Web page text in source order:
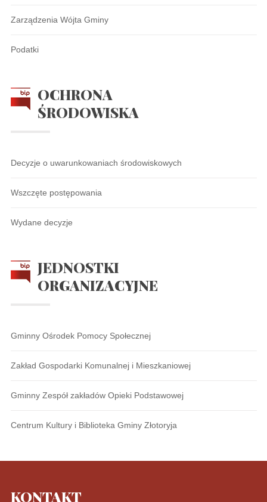
Zarządzenia Wójta Gminy
Podatki
OCHRONA
ŚRODOWISKA
Decyzje o uwarunkowaniach środowiskowych
Wszczęte postępowania
Wydane decyzje
JEDNOSTKI
ORGANIZACYJNE
Gminny Ośrodek Pomocy Społecznej
Zakład Gospodarki Komunalnej i Mieszkaniowej
Gminny Zespół zakładów Opieki Podstawowej
Centrum Kultury i Biblioteka Gminy Złotoryja
KONTAKT